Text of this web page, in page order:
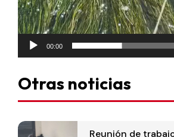
00:00
Otras noticias
Reunión de